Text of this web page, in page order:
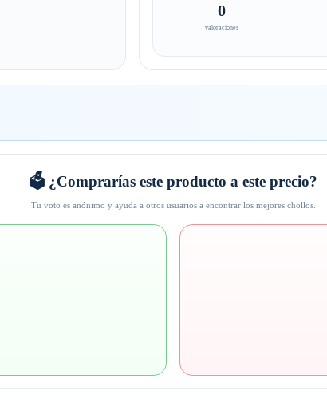
0
valoraciones
🗳️ ¿Comprarías este producto a este precio?
Tu voto es anónimo y ayuda a otros usuarios a encontrar los mejores chollos.